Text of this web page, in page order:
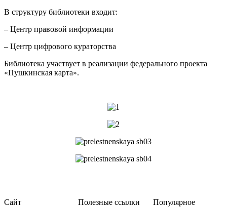
В структуру библиотеки входит:
– Центр правовой информации
– Центр цифрового кураторства
Библиотека участвует в реализации федерального проекта
«Пушкинская карта».
Сайт Полезные ссылки Популярное